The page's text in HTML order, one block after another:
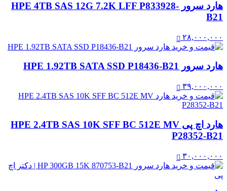
هارد سرور HPE 4TB SAS 12G 7.2K LFF P833928-
B21
۲۸,۰۰۰,۰۰۰
هارد سرور HPE 1.92TB SATA SSD P18436-B21
۳۹,۰۰۰,۰۰۰
هارد اچ پی HPE 2.4TB SAS 10K SFF BC 512E MV
P28352-B21
۳۰,۰۰۰,۰۰۰